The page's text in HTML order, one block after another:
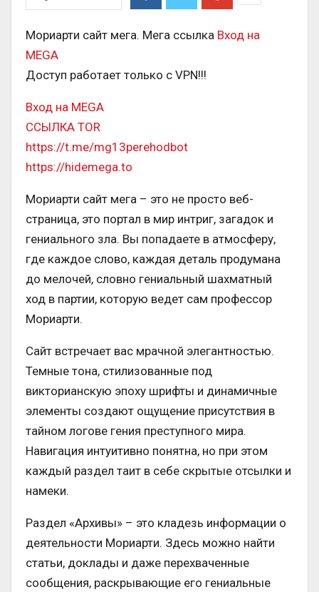
Мориарти сайт мега. Мега ссылка Вход на
MEGA
Доступ работает только с VPN!!!
Вход на MEGA
ССЫЛКА TOR
https://t.me/mg13perehodbot
https://hidemega.to
Мориарти сайт мега – это не просто веб-
страница, это портал в мир интриг, загадок и
гениального зла. Вы попадаете в атмосферу,
где каждое слово, каждая деталь продумана
до мелочей, словно гениальный шахматный
ход в партии, которую ведет сам профессор
Мориарти.
Сайт встречает вас мрачной элегантностью.
Темные тона, стилизованные под
викторианскую эпоху шрифты и динамичные
элементы создают ощущение присутствия в
тайном логове гения преступного мира.
Навигация интуитивно понятна, но при этом
каждый раздел таит в себе скрытые отсылки и
намеки.
Раздел «Архивы» – это кладезь информации о
деятельности Мориарти. Здесь можно найти
статьи, доклады и даже перехваченные
сообщения, раскрывающие его гениальные